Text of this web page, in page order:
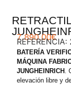
7.890,00€
BATERÍA
MÁQUINA
JUNGHEINRICH
elevación libre y